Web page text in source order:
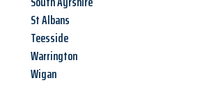
St Albans
Teesside
Warrington
Wigan